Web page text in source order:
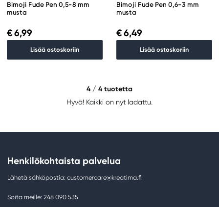
Bimoji Fude Pen 0,5-8 mm
musta
€ 6,99
Lisää ostoskoriin
Bimoji Fude Pen 0,6-3 mm
musta
€ 6,49
Lisää ostoskoriin
4/ 4 tuotetta
Hyvä! Kaikki on nyt ladattu.
Henkilökohtaista palvelua
Lähetä sähköpostia: customercare@kreatima.fi
Soita meille: 248 090 535